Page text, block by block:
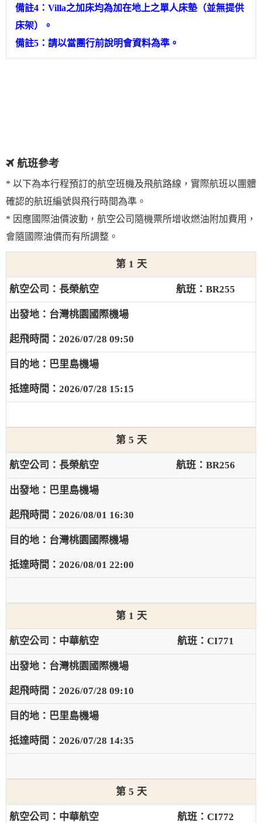
備註4：Villa之加床均為加在地上之單人床墊（並無提供
床架）。
備註5：請以當團行前說明會資料為準。
航班參考
* 以下為本行程預訂的航空班機及飛航路線，實際航班以團體
確認的航班編號與飛行時間為準。
* 因應國際油價波動，航空公司隨機票所增收燃油附加費用，
會隨國際油價而有所調整。
1
長榮航空 BR255
台灣桃園國際機場
2026/07/28 09:50
巴里島機場
2026/07/28 15:15
5
長榮航空 BR256
巴里島機場
2026/08/01 16:30
台灣桃園國際機場
2026/08/01 22:00
1
中華航空 CI771
台灣桃園國際機場
2026/07/28 09:10
巴里島機場
2026/07/28 14:35
5
中華航空 CI772